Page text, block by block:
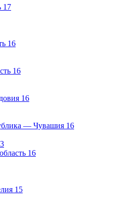
17
16
16
16
— Чувашия 16
3
16
15